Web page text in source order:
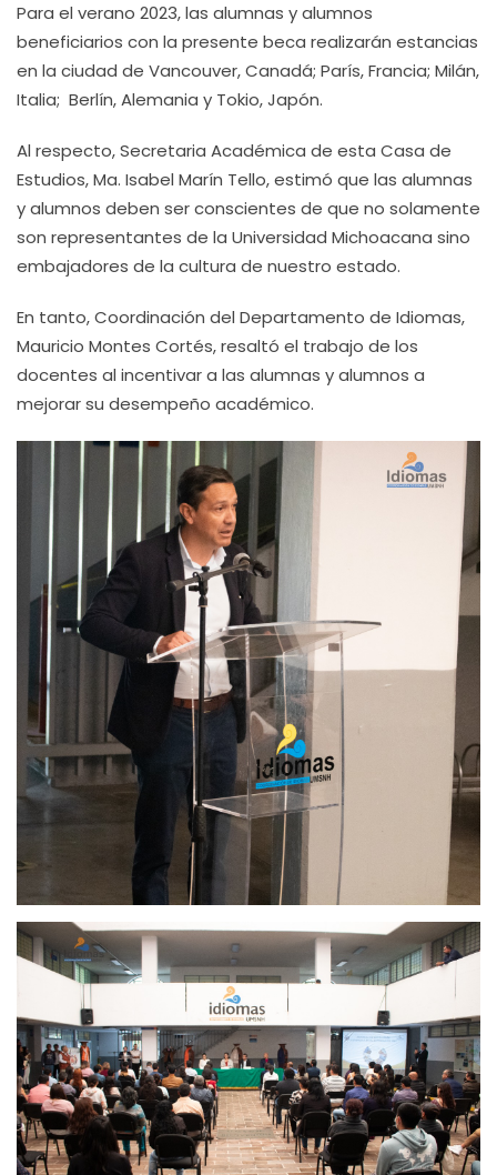
Para el verano 2023, las alumnas y alumnos
beneficiarios con la presente beca realizarán estancias
en la ciudad de Vancouver, Canadá; París, Francia; Milán,
Italia; Berlín, Alemania y Tokio, Japón.
Al respecto, Secretaria Académica de esta Casa de
Estudios, Ma. Isabel Marín Tello, estimó que las alumnas
y alumnos deben ser conscientes de que no solamente
son representantes de la Universidad Michoacana sino
embajadores de la cultura de nuestro estado.
En tanto, Coordinación del Departamento de Idiomas,
Mauricio Montes Cortés, resaltó el trabajo de los
docentes al incentivar a las alumnas y alumnos a
mejorar su desempeño académico.